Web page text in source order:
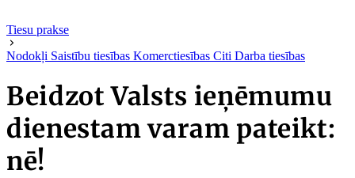
Tiesu prakse
Nodokļi Saistību tiesības Komerctiesības Citi Darba tiesības
Beidzot Valsts ieņēmumu
dienestam varam pateikt:
nē!